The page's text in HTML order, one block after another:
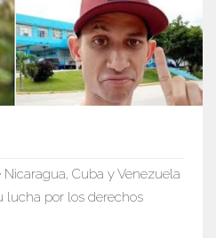
Cuba y Venezuela
lucha por los derechos